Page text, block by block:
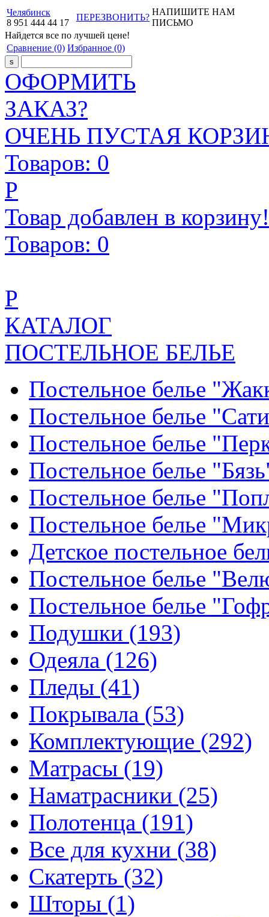
Челябинск
8 951 444 44 17
ПЕРЕЗВОНИТЬ?
НАПИШИТЕ НАМ
ПИСЬМО
Найдется все по лучшей цене!
Сравнение (0) Избранное (0)
ОФОРМИТЬ
ЗАКАЗ?
ОЧЕНЬ ПУСТАЯ
Товаров: 0
Р
Товар добавлен в корзину!
Товаров: 0
Р
КАТАЛОГ
ПОСТЕЛЬНОЕ БЕЛЬЕ
Постельное белье
Постельное белье
Постельное белье
Постельное белье
Постельное белье
Постельное белье
Детское постельное
Постельное белье
Постельное белье
Подушки (193)
Одеяла (126)
Пледы (41)
Покрывала (53)
Комплектующие (292)
Матрасы (19)
Наматрасники (25)
Полотенца (191)
Все для кухни (38)
Скатерть (32)
Шторы (1)